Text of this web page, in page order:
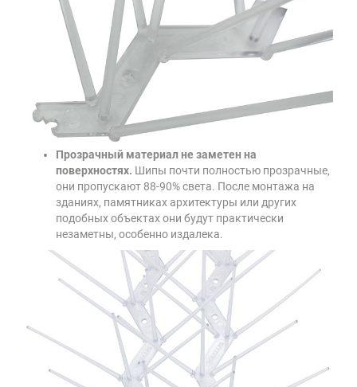
Прозрачный материал не заметен на
поверхностях. Шипы почти полностью прозрачные,
они пропускают 88-90% света. После монтажа на
зданиях, памятниках архитектуры или других
подобных объектах они будут практически
незаметны, особенно издалека.